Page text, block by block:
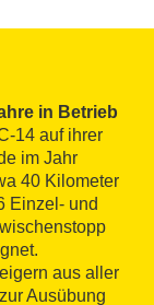
in Betrieb
14 auf ihrer
im Jahr
40 Kilometer
Einzel- und
aus aller
Ausübung